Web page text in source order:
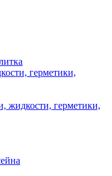
герметики,
жидкости, герметики,